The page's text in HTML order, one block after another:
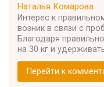
Наталья Комарова
Интерес к
возник в связи с
Благодаря
на 30 кг и
Перейти к